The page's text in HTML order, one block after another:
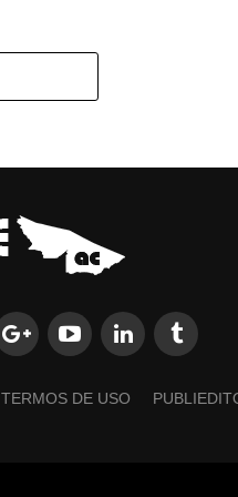
TERMOS DE USO